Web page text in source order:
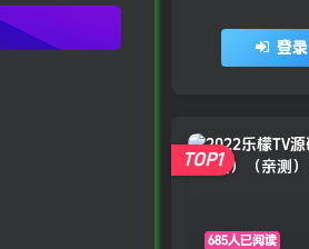
登录
685人已阅读
TOP1